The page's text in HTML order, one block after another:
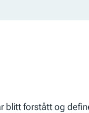
forstått og